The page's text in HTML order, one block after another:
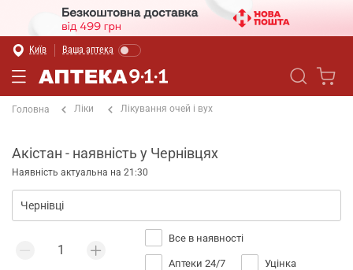
Київ Ваша аптека
Головна Ліки Лікування очей і вух
Акістан - наявність у Чернівцях
Наявність актуальна на 21:30
Все в наявності
Аптеки 24/7 Уцінка